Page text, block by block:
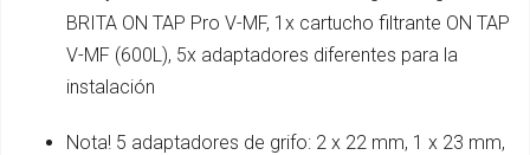
BRITA ON TAP Pro V-MF, 1x cartucho filtrante ON TAP
V-MF (600L), 5x adaptadores diferentes para la
instalación
Nota! 5 adaptadores de grifo: 2 x 22 mm, 1 x 23 mm,